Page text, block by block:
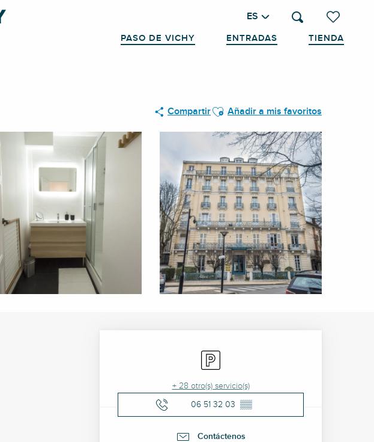
Voir les
Buscar
ES
PASO DE VICHY ENTRADAS TIENDA
CompartirAjouter aux favoris
Añadir a mis favoritos
Horarios y datos de
Aparcamiento
+ 28 otro(s) servicio(s)
06 51 32 03 ▒▒
Contáctenos